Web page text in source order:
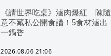
《請世界吃桌》滷肉爆紅 陳隨
意不藏私公開食譜！5食材滷出
一鍋香
2026.08.06 21:06